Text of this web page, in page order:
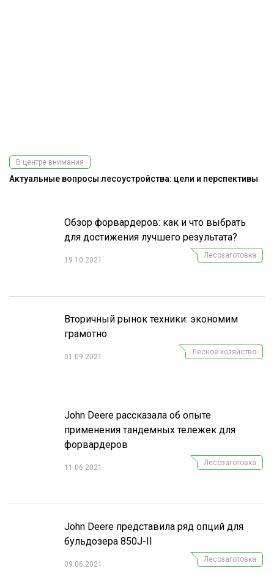
Обзор форвардеров: как и что выбрать
для достижения лучшего результата?
19.10.2021
Лесозаготовка
Вторичный рынок техники: экономим
грамотно
01.09.2021
Лесное хозяйство
John Deere рассказала об опыте
применения тандемных тележек для
форвардеров
11.06.2021
Лесозаготовка
John Deere представила ряд опций для
бульдозера 850J-II
09.06.2021
Лесозаготовка
В центре внимания
Актуальные вопросы лесоустройства: цели и перспективы